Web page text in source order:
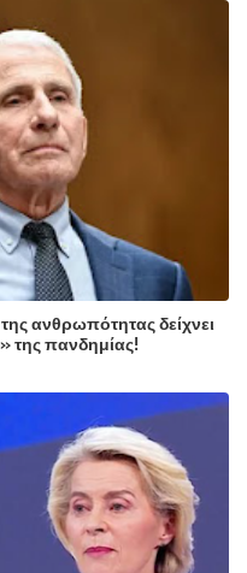
ανθρωπότητας δείχνει
της πανδημίας!